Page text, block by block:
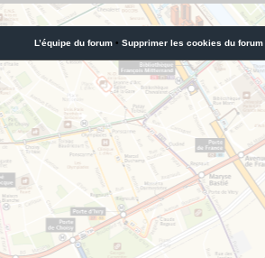
L’équipe du forum • Supprimer les cookies du forum